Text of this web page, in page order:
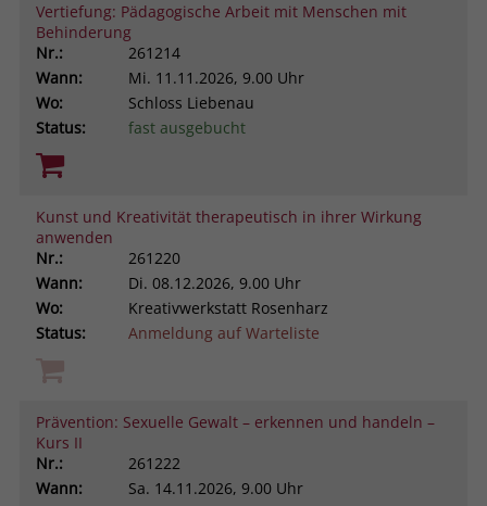
Vertiefung: Pädagogische Arbeit mit Menschen mit
Behinderung
Nr.:
261214
Wann:
Mi. 11.11.2026, 9.00 Uhr
Wo:
Schloss Liebenau
Status:
fast ausgebucht
Kunst und Kreativität therapeutisch in ihrer Wirkung
anwenden
Nr.:
261220
Wann:
Di. 08.12.2026, 9.00 Uhr
Wo:
Kreativwerkstatt Rosenharz
Status:
Anmeldung auf Warteliste
Prävention: Sexuelle Gewalt – erkennen und handeln –
Kurs II
Nr.:
261222
Wann:
Sa. 14.11.2026, 9.00 Uhr